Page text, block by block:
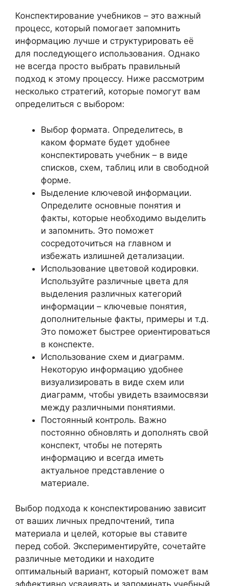
Конспектирование учебников – это важный
процесс, который помогает запомнить
информацию лучше и структурировать её
для последующего использования. Однако
не всегда просто выбрать правильный
подход к этому процессу. Ниже рассмотрим
несколько стратегий, которые помогут вам
определиться с выбором:
Выбор формата. Определитесь, в
каком формате будет удобнее
конспектировать учебник – в виде
списков, схем, таблиц или в свободной
форме.
Выделение ключевой информации.
Определите основные понятия и
факты, которые необходимо выделить
и запомнить. Это поможет
сосредоточиться на главном и
избежать излишней детализации.
Использование цветовой кодировки.
Используйте различные цвета для
выделения различных категорий
информации – ключевые понятия,
дополнительные факты, примеры и т.д.
Это поможет быстрее ориентироваться
в конспекте.
Использование схем и диаграмм.
Некоторую информацию удобнее
визуализировать в виде схем или
диаграмм, чтобы увидеть взаимосвязи
между различными понятиями.
Постоянный контроль. Важно
постоянно обновлять и дополнять свой
конспект, чтобы не потерять
информацию и всегда иметь
актуальное представление о
материале.
Выбор подхода к конспектированию зависит
от ваших личных предпочтений, типа
материала и целей, которые вы ставите
перед собой. Экспериментируйте, сочетайте
различные методики и находите
оптимальный вариант, который поможет вам
эффективно усваивать и запоминать учебный